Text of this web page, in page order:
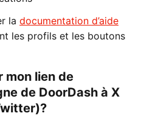
la documentation d’aide
les profils et les boutons
mon lien de
de DoorDash à X